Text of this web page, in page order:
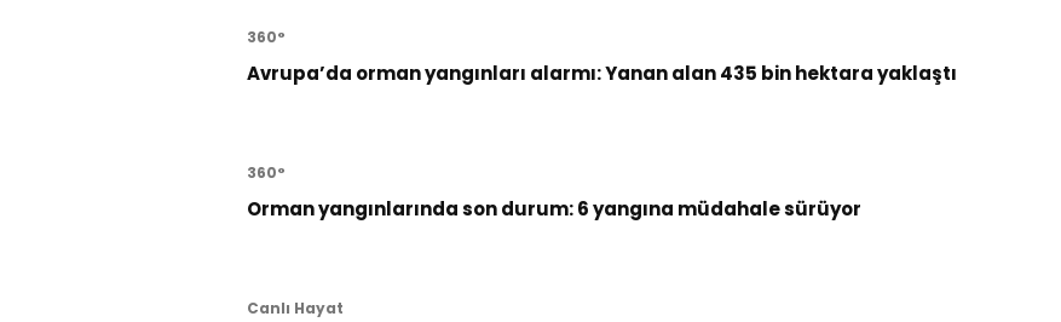
360°
Avrupa’da orman yangınları alarmı: Yanan alan 435 bin hektara yaklaştı
360°
Orman yangınlarında son durum: 6 yangına müdahale sürüyor
Canlı Hayat